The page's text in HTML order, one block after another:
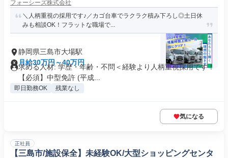
フォーシーズ株式会社
＼人柄重視の採用です♪／カゴ台車でラクラク積み下ろし◎土日休
みも相談OK！フラットな職場で...
静岡県三島市大場駅
月給30万円～40万円
求める人材: 学歴・年齢・不問＜経験より人柄重視採用です！
【必須】中型免許 (平成...
即日勤務OK 残業なし
気になる
正社員
【三島市/施設保全】未経験OK/大型ショッピングセンタ